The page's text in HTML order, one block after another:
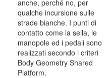
anche, perché no, per
qualche incursione sulle
strade bianche. I punti di
contatto come la sella, le
manopole ed i pedali sono
realizzati secondo i criteri
Body Geometry Shared
Platform.